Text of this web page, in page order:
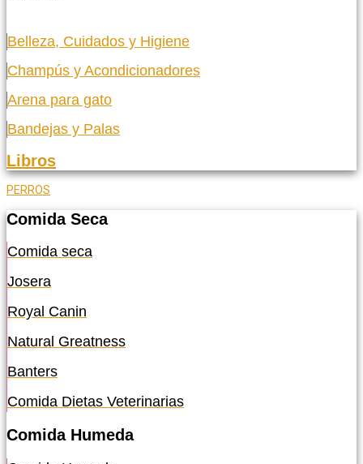
Belleza, Cuidados y Higiene
Champús y Acondicionadores
Arena para gato
Bandejas y Palas
Libros
PERROS
Comida Seca
Comida seca
Josera
Royal Canin
Natural Greatness
Banters
Comida Dietas Veterinarias
Comida Humeda